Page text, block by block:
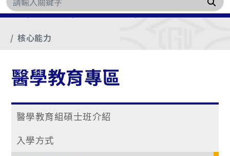
首頁
學生專區 醫學教育專區
醫教組課程介紹
核心能力
醫學教育專區
醫學教育組碩士班介紹
入學方式